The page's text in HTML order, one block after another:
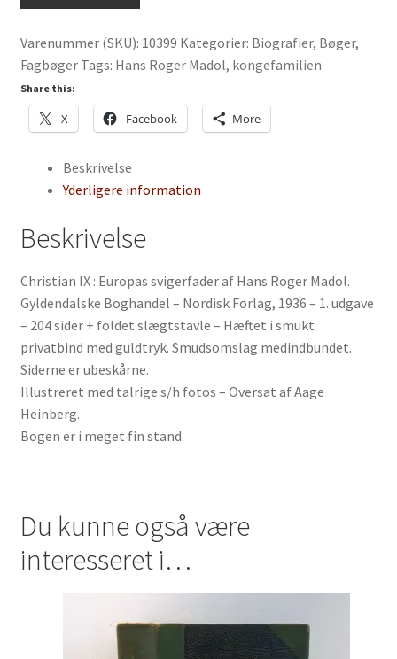
Europas
svigerfader
af
Hans
Roger
Varenummer (SKU): 10399 Kategorier: Biografier, Bøger,
Fagbøger Tags: Hans Roger Madol, kongefamilien
Share this:
X Facebook More
Beskrivelse
Yderligere information
Beskrivelse
Christian IX : Europas svigerfader af Hans Roger Madol.
Gyldendalske Boghandel – Nordisk Forlag, 1936 – 1. udgave
– 204 sider + foldet slægtstavle – Hæftet i smukt
privatbind med guldtryk. Smudsomslag medindbundet.
Siderne er ubeskårne.
Illustreret med talrige s/h fotos – Oversat af Aage
Heinberg.
Bogen er i meget fin stand.
Du kunne også være
interesseret i…